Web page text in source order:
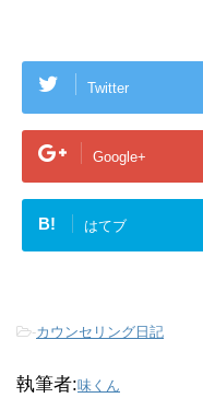
Twitter
Google+
B! はてブ
-カウンセリング日記
執筆者:味くん